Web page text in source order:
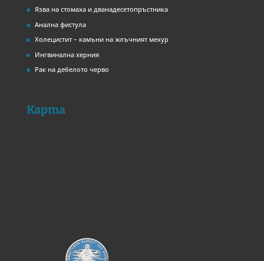
Язва на стомаха и дванадесетопръстника
Анална фистула
Холецистит – камъни на жлъчният мехур
Ингвинална херния
Рак на дебелото черво
Карта